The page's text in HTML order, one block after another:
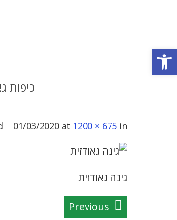
כיפות
01/03/2020 at 1200 × 675 in
גינה גאודזית
Previous
פתח סרגל נגישות